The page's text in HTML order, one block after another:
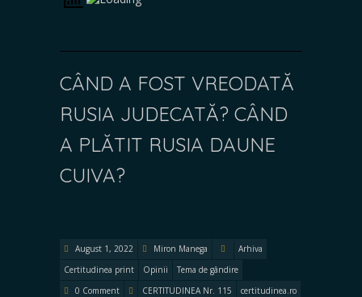
CÂND A FOST VREODATĂ
RUSIA JUDECATĂ? CÂND
A PLĂTIT RUSIA DAUNE
CUIVA?
August 1, 2022 Miron Manega
Arhiva
Certitudinea print
Opinii
Tema de gândire
0 Comment
CERTITUDINEA Nr. 115
certitudinea.ro